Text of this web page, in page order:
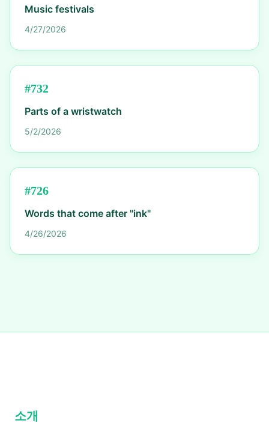
Music festivals
4/27/2026
#732
Parts of a wristwatch
5/2/2026
#726
Words that come after "ink"
4/26/2026
소개